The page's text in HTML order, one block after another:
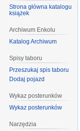
Strona główna katalogu
książek
Archiwum Enkolu
Katalog Archiwum
Spisy taboru
Przeszukaj spis taboru
Dodaj pojazd
Wykaz posterunków
Wykaz posterunków
Narzędzia